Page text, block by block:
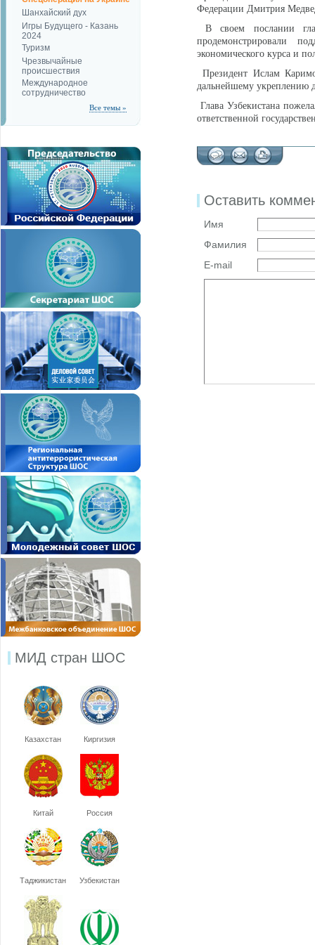
Шанхайский дух
Игры Будущего - Казань
2024
Туризм
Чрезвычайные
происшествия
Международное
сотрудничество
Все темы »
МИД стран ШОС
Казахстан Киргизия
Китай Россия
Таджикистан Узбекистан
Федерации Дмитрия
В своем послании
продемонстрировали
экономического курса и
Президент Ислам
дальнейшему укреплению
Глава Узбекистана
ответственной
Оставить
Имя
Фамилия
E-mail